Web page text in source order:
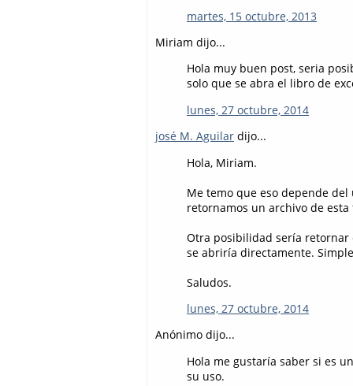
martes, 15 octubre, 2013
Miriam dijo...
Hola muy buen post, seria
solo que se abra el libro de
lunes, 27 octubre, 2014
josé M. Aguilar dijo...
Hola, Miriam.
Me temo que eso depende
retornamos un archivo de esta
Otra posibilidad sería retornar
se abriría directamente.
Saludos.
lunes, 27 octubre, 2014
Anónimo dijo...
Hola me gustaría saber si es
su uso.